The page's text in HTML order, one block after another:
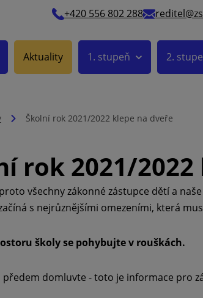
+420 556 802 288
Aktuality 1. stupeň 2.
Školní rok 2021/2022 klepe na dveře
rok 2021/
všechny zákonné zástupce dětí a
s nejrůznějšími omezeními, která
školy se pohybujte v rouškách.
předem domluvte - toto je informace pro